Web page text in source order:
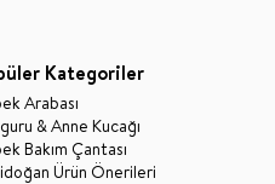
Kategoriler
Arabası
& Anne Kucağı
Bakım Çantası
Ürün Önerileri